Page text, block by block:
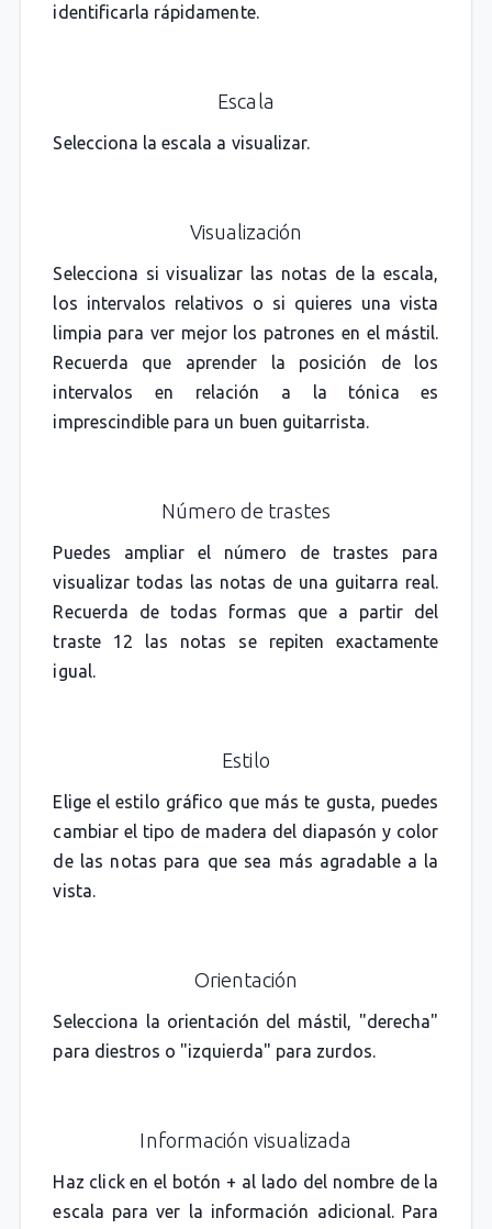
identificarla rápidamente.
Escala
Selecciona la escala a visualizar.
Visualización
Selecciona si visualizar las notas de la escala,
los intervalos relativos o si quieres una vista
limpia para ver mejor los patrones en el mástil.
Recuerda que aprender la posición de los
intervalos en relación a la tónica es
imprescindible para un buen guitarrista.
Número de trastes
Puedes ampliar el número de trastes para
visualizar todas las notas de una guitarra real.
Recuerda de todas formas que a partir del
traste 12 las notas se repiten exactamente
igual.
Estilo
Elige el estilo gráfico que más te gusta, puedes
cambiar el tipo de madera del diapasón y color
de las notas para que sea más agradable a la
vista.
Orientación
Selecciona la orientación del mástil, "derecha"
para diestros o "izquierda" para zurdos.
Información visualizada
Haz click en el botón + al lado del nombre de la
escala para ver la información adicional. Para